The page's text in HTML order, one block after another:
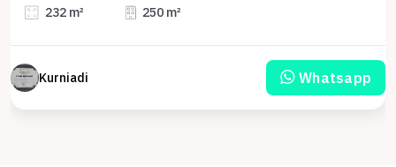
232 m² 250 m²
Kurniadi Whatsapp